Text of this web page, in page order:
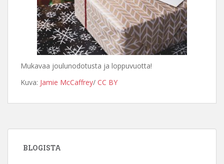
Mukavaa joulunodotusta ja loppuvuotta!
Kuva: Jamie McCaffrey/ CC BY
BLOGISTA